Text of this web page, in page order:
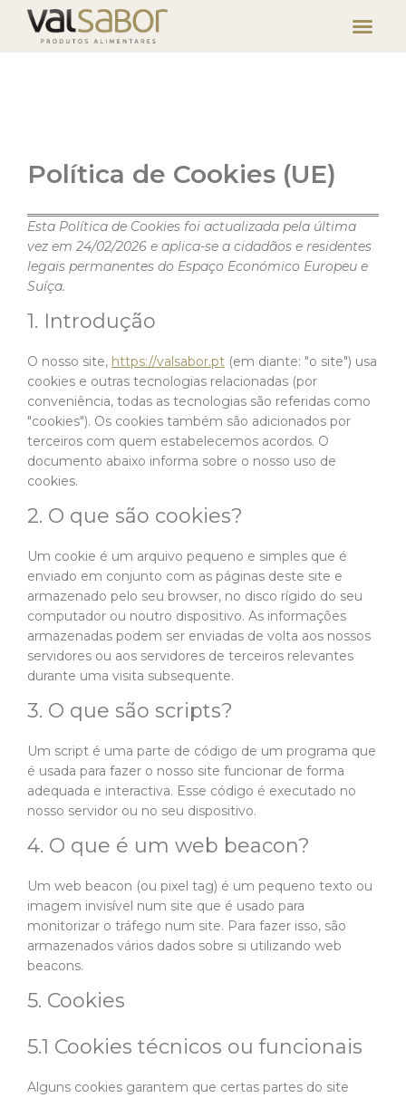
Política de Cookies (UE)
Esta Política de Cookies foi actualizada pela última
vez em 24/02/2026 e aplica-se a cidadãos e residentes
legais permanentes do Espaço Económico Europeu e
Suíça.
1. Introdução
O nosso site, https://valsabor.pt (em diante: "o site") usa
cookies e outras tecnologias relacionadas (por
conveniência, todas as tecnologias são referidas como
"cookies"). Os cookies também são adicionados por
terceiros com quem estabelecemos acordos. O
documento abaixo informa sobre o nosso uso de
cookies.
2. O que são cookies?
Um cookie é um arquivo pequeno e simples que é
enviado em conjunto com as páginas deste site e
armazenado pelo seu browser, no disco rígido do seu
computador ou noutro dispositivo. As informações
armazenadas podem ser enviadas de volta aos nossos
servidores ou aos servidores de terceiros relevantes
durante uma visita subsequente.
3. O que são scripts?
Um script é uma parte de código de um programa que
é usada para fazer o nosso site funcionar de forma
adequada e interactiva. Esse código é executado no
nosso servidor ou no seu dispositivo.
4. O que é um web beacon?
Um web beacon (ou pixel tag) é um pequeno texto ou
imagem invisível num site que é usado para
monitorizar o tráfego num site. Para fazer isso, são
armazenados vários dados sobre si utilizando web
beacons.
5. Cookies
5.1 Cookies técnicos ou funcionais
Alguns cookies garantem que certas partes do site